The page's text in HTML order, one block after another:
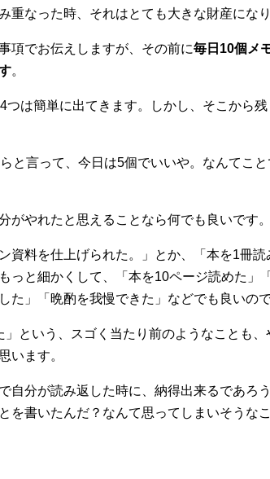
重なった時、それはとても大きな財産になり
項でお伝えしますが、その前に毎日10個メ
。
つは簡単に出てきます。しかし、そこから
と言って、今日は5個でいいや。なんてこ
がやれたと思えることなら何でも良いです。
資料を仕上げられた。」とか、「本を1冊
っと細かくして、「本を10ページ読めた」
た」「晩酌を我慢できた」などでも良いので
」という、スゴく当たり前のようなことも
います。
自分が読み返した時に、納得出来るであろ
を書いたんだ？なんて思ってしまいそうな